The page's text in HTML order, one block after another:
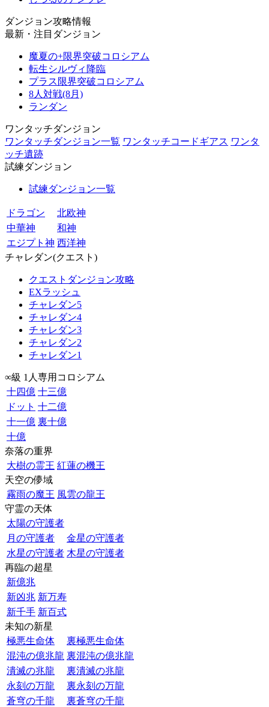
ダンジョン攻略情報
最新・注目ダンジョン
魔夏の+限界突破コロシアム
転生シルヴィ降臨
プラス限界突破コロシアム
8人対戦(8月)
ランダン
ワンタッチダンジョン
ワンタッチダンジョン一覧 ワンタッチコードギアス ワンタ
ッチ遺跡
試練ダンジョン
試練ダンジョン一覧
ドラゴン
北欧神
中華神
和神
エジプト神 西洋神
チャレダン(クエスト)
クエストダンジョン攻略
EXラッシュ
チャレダン5
チャレダン4
チャレダン3
チャレダン2
チャレダン1
∞級 1人専用コロシアム
十四億 十三億
ドット 十二億
十一億 裏十億
十億
奈落の重界
大樹の霊王 紅蓮の機王
天空の儚域
霧雨の魔王 風雲の龍王
守霊の天体
太陽の守護者
月の守護者
金星の守護者
水星の守護者 木星の守護者
再臨の超星
新億兆
新凶兆 新万寿
新千手 新百式
未知の新星
極悪生命体
裏極悪生命体
混沌の億兆龍 裏混沌の億兆龍
潰滅の兆龍
裏潰滅の兆龍
永刻の万龍
裏永刻の万龍
蒼穹の千龍
裏蒼穹の千龍